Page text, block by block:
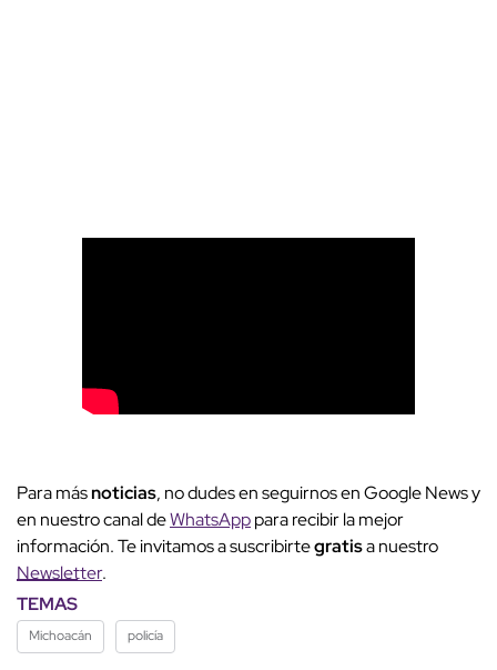
Para másnoticias, no dudes en seguirnos en Google News y
en nuestro canal deWhatsApppara recibir la mejor
información. Te invitamos a suscribirtegratisa nuestro
Newsletter.
TEMAS
Michoacán policía